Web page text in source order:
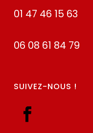
01 47 46 15 63
06 08 61 84 79
SUIVEZ-NOUS !